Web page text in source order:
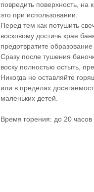
повредить поверхность, на
это при использовании.
Перед тем как потушить
восковому достичь края
предотвратите образование
Сразу после тушения
воску полностью остыть,
Никогда не оставляйте
или в пределах
маленьких детей.
Время горения: до 20 часов